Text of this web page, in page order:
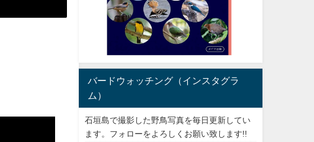
バードウォッチング（インスタグラ
ム）
石垣島で撮影した野鳥写真を毎日更新してい
ます。フォローをよろしくお願い致します!!